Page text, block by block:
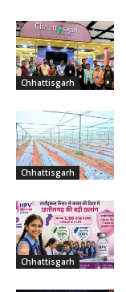
Chhattisgarh
Chhattisgarh
Chhattisgarh